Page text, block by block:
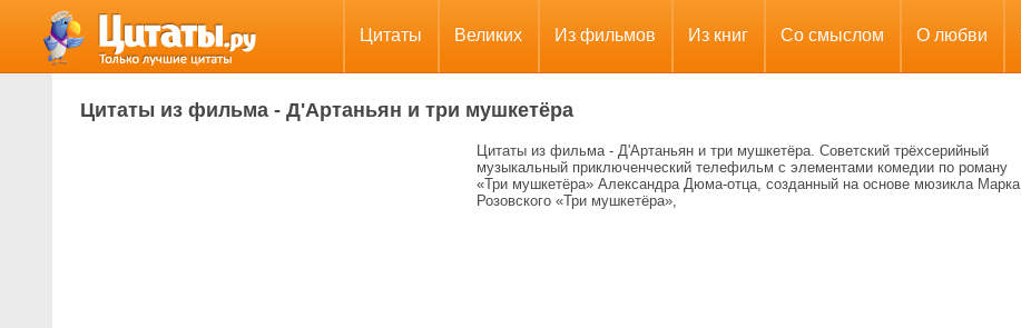
Цитаты Великих Из фильмов Из книг Со смыслом О любви
Цитаты из фильма - Д'Артаньян и три мушкетёра
Цитаты из фильма - Д'Артаньян и три мушкетёра. Советский трёхсерийный
музыкальный приключенческий телефильм с элементами комедии по роману
«Три мушкетёра» Александра Дюма-отца, созданный на основе мюзикла Марка
Розовского «Три мушкетёра»,